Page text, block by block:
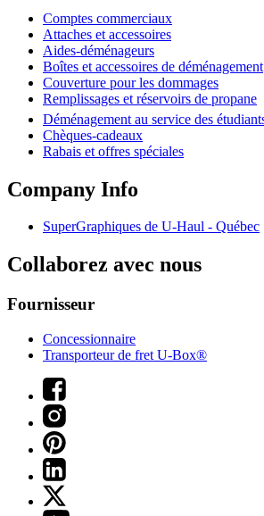
Comptes commerciaux
Attaches et accessoires
Aides-déménageurs
Boîtes et accessoires de déménagement
Couverture pour les dommages
Remplissages et réservoirs de propane
Déménagement au service des
Chèques-cadeaux
Rabais et offres spéciales
Company Info
SuperGraphiques de U-Haul - Québec
Collaborez avec nous
Fournisseur
Concessionnaire
Transporteur de fret U-Box®